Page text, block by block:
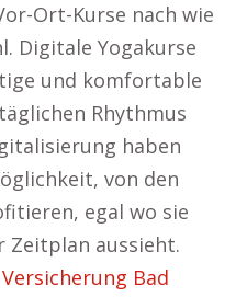
Ort-Kurse nach wie
Digitale Yogakurse
und komfortable
Rhythmus
haben
von den
egal wo sie
Zeitplan aussieht.
Versicherung Bad